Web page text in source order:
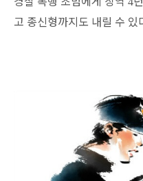
고 종신형까지도 내릴 수 있